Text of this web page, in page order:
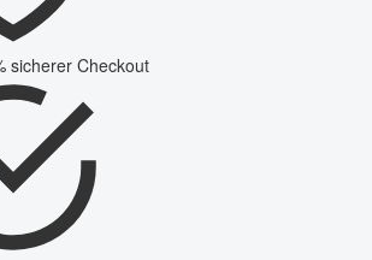
sicherer Checkout